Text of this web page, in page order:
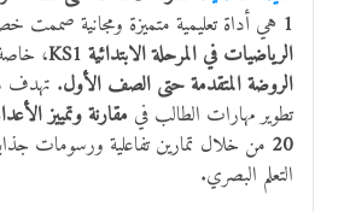
1 هي أداة تعليمية متميزة ومجانية صممت
الرياضيات في المرحلة الابتدائية KS1
،
الروضة المتقدمة حتى الصف الأول. تهدف
تطوير مهارات الطالب في
20 من خلال تمارين تفاعلية ورسومات
التعلم البصري.